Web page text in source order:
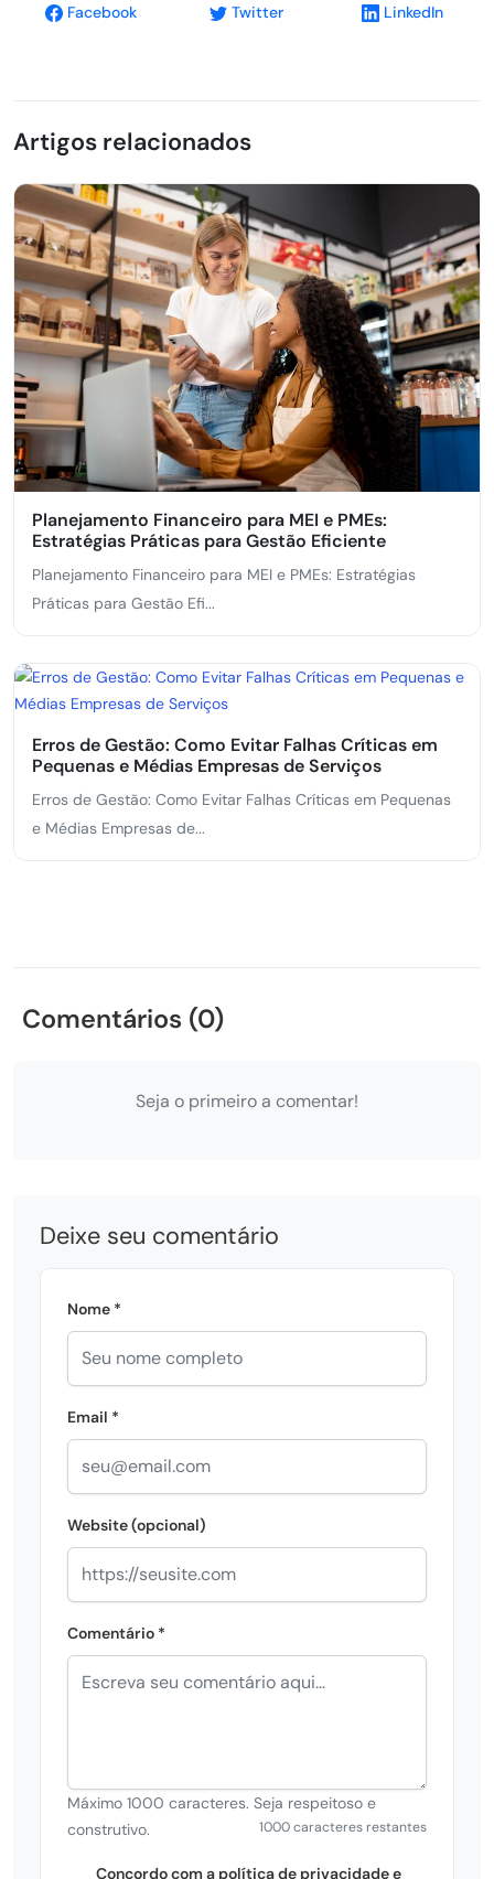
Facebook Twitter LinkedIn
Artigos relacionados
Planejamento Financeiro para MEI e PMEs:
Estratégias Práticas para Gestão Eficiente
Planejamento Financeiro para MEI e PMEs: Estratégias
Práticas para Gestão Efi...
Erros de Gestão: Como Evitar Falhas Críticas em
Pequenas e Médias Empresas de Serviços
Erros de Gestão: Como Evitar Falhas Críticas em Pequenas
e Médias Empresas de...
Comentários (0)
Seja o primeiro a comentar!
Deixe seu comentário
Nome *
Email *
Website (opcional)
Comentário *
Máximo 1000 caracteres. Seja respeitoso e
construtivo.
1000 caracteres restantes
Concordo com a política de privacidade e